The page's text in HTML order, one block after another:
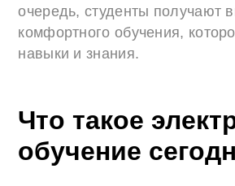
очередь, студенты получают
комфортного обучения,
навыки и знания.
Что такое
обучение